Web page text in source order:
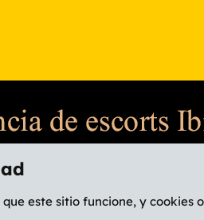
este sitio funcione, y cookies